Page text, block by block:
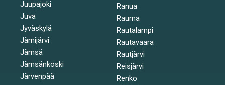
Juupajoki
Juva
Jyväskylä
Jämijärvi
Jämsä
Jämsänkoski
Järvenpää
Ranua
Rauma
Rautalampi
Rautavaara
Rautjärvi
Reisjärvi
Renko